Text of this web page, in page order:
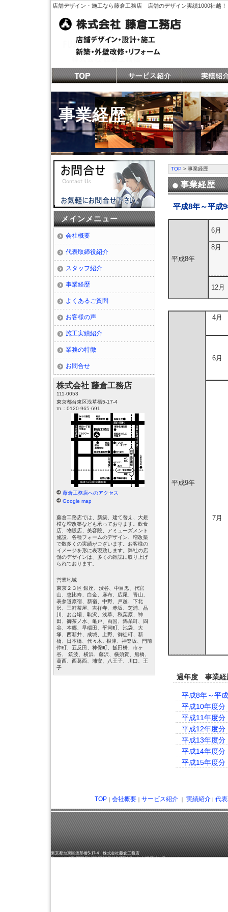
店舗デザイン・施工なら藤倉工務店 店舗のデザイン実績1000社越！
事業経歴
メインメニュー
会社概要
代表取締役紹介
スタッフ紹介
事業経歴
よくあるご質問
お客様の声
施工実績紹介
業務の特徴
お問合せ
株式会社 藤倉工務店
111-0053
東京都台東区浅草橋5-17-4
℡：0120-965-691
藤倉工務店へのアクセス
Google map
藤倉工務店では、新築、建て替え、大規
模な増改築なども承っております。飲食
店、物販店、美容院、アミューズメント
施設、各種フォームのデザイン、増改築
で数多くの実績がございます。お客様の
イメージを形に表現致します。弊社の店
舗のデザインは、多くの雑誌に取り上げ
られております。
営業地域
東京２３区 銀座、渋谷、中目黒、代官
山、恵比寿、白金、麻布、広尾、青山、
表参道原宿、新宿、中野、戸越、下北
沢、三軒茶屋、吉祥寺、赤坂、芝浦、品
川、お台場、駒沢、浅草、秋葉原、神
田、御茶ノ水、亀戸、両国、錦糸町、四
谷、本郷、早稲田、平河町、池袋、大
塚、西新井、成城、上野、御徒町、新
橋、日本橋、代々木､ 根津、神楽坂、門前
仲町、五反田、神保町、飯田橋、市ヶ
谷、 筑波、横浜、藤沢、横須賀、船橋、
葛西、西葛西、浦安、八王子、川口、王
子
TOP > 事業経歴
事業経歴
平成8年～平成
平成8年
6月
8月
12月
平成9年
4月
6月
7月
過年度 事業経
平成8年～平
平成10年度分
平成11年度分
平成12年度分
平成13年度分
平成14年度分
平成15年度分
TOP｜ 会社概要｜ サービス紹介｜ 実績紹介| 代
東京都台東区浅草橋5-17-4 株式会社藤倉工務店
Copyright (C) 2009 FUJIKURAKOUMUTEN Co., Ltd. All Rights Reserved.